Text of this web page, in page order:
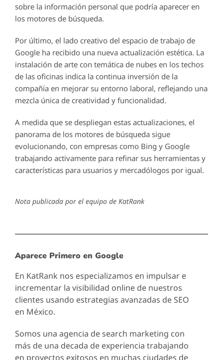
sobre la información personal que podría aparecer en
los motores de búsqueda.
Por último, el lado creativo del espacio de trabajo de
Google ha recibido una nueva actualización estética. La
instalación de arte con temática de nubes en los techos
de las oficinas indica la continua inversión de la
compañía en mejorar su entorno laboral, reflejando una
mezcla única de creatividad y funcionalidad.
A medida que se despliegan estas actualizaciones, el
panorama de los motores de búsqueda sigue
evolucionando, con empresas como Bing y Google
trabajando activamente para refinar sus herramientas y
características para usuarios y mercadólogos por igual.
Nota publicada por el equipo de KatRank
Aparece Primero en Google
En KatRank nos especializamos en impulsar e
incrementar la visibilidad online de nuestros
clientes usando estrategias avanzadas de SEO
en México.
Somos una agencia de search marketing con
más de una decada de experiencia trabajando
en proyectos exitosos en muchas ciudades de